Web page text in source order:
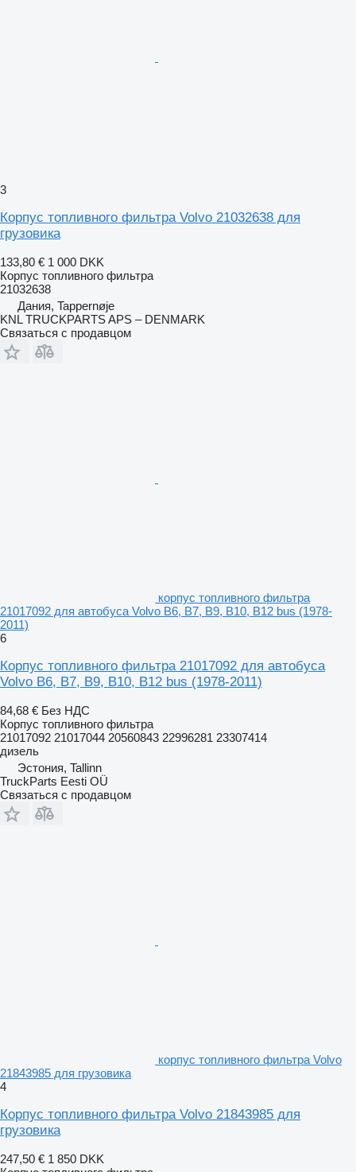
3
Корпус топливного фильтра Volvo 21032638 для
грузовика
133,80 € 1 000 DKK
Корпус топливного фильтра
21032638
Дания, Tappernøje
KNL TRUCKPARTS APS – DENMARK
Связаться с продавцом
корпус топливного фильтра
21017092 для автобуса Volvo B6, B7, B9, B10, B12 bus (1978-
2011)
6
Корпус топливного фильтра 21017092 для автобуса
Volvo B6, B7, B9, B10, B12 bus (1978-2011)
84,68 € Без НДС
Корпус топливного фильтра
21017092 21017044 20560843 22996281 23307414
дизель
Эстония, Tallinn
TruckParts Eesti OÜ
Связаться с продавцом
корпус топливного фильтра Volvo
21843985 для грузовика
4
Корпус топливного фильтра Volvo 21843985 для
грузовика
247,50 € 1 850 DKK